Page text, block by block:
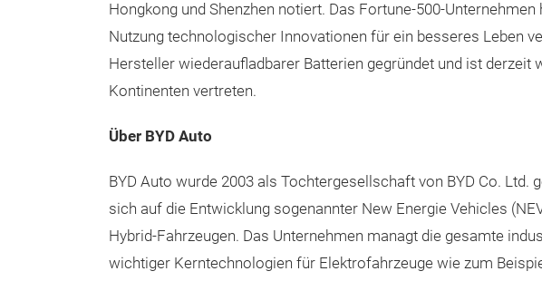
Hongkong und Shenzhen notiert. Das Fortune-500-
Nutzung technologischer Innovationen für ein besseres Leben
Hersteller wiederaufladbarer Batterien gegründet und ist derzeit
Kontinenten vertreten.
Über BYD Auto
BYD Auto wurde 2003 als Tochtergesellschaft von BYD Co. Ltd.
sich auf die Entwicklung sogenannter New Energie Vehicles
Hybrid-Fahrzeugen. Das Unternehmen managt die gesamte
wichtiger Kerntechnologien für Elektrofahrzeuge wie zum